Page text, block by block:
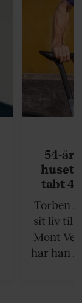
54-
huset
tabt
Torben
sit liv til
Mont
har han